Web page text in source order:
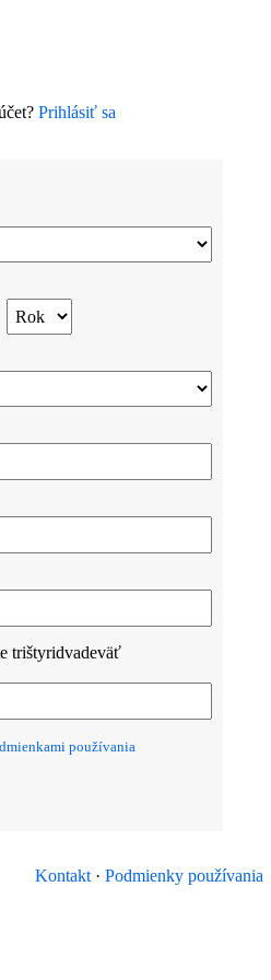
Prihlásiť sa
trištyridvadeväť
používania
Kontakt· Podmienky používania